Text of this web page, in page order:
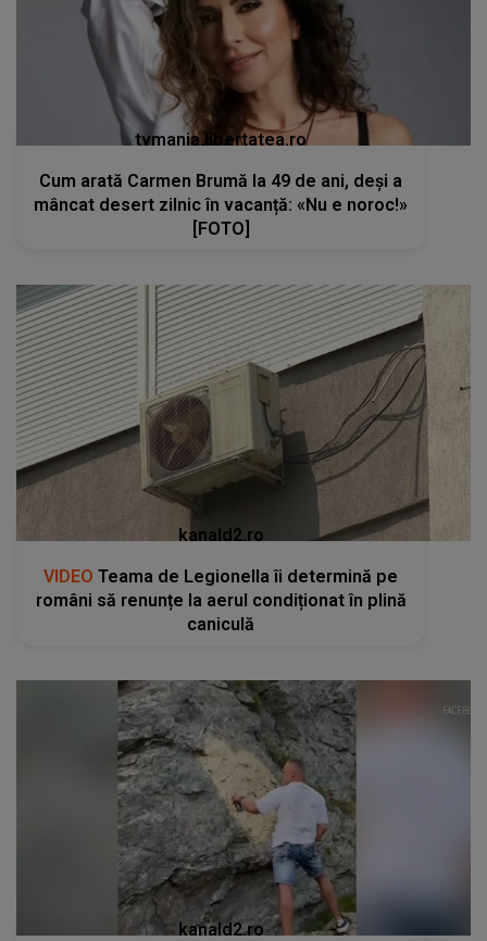
tvmania.libertatea.ro
Cum arată Carmen Brumă la 49 de ani, deși a
mâncat desert zilnic în vacanță: «Nu e noroc!»
[FOTO]
kanald2.ro
VIDEO Teama de Legionella îi determină pe
români să renunțe la aerul condiționat în plină
caniculă
kanald2.ro